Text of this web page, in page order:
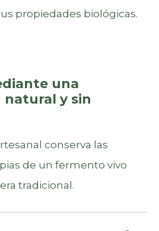
propiedades biológicas.
una
y sin
conserva las
de un fermento vivo
tradicional.